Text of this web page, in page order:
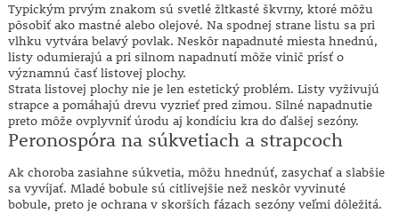
Typickým prvým znakom sú svetlé žltkasté škvrny, ktoré môžu
pôsobiť ako mastné alebo olejové. Na spodnej strane listu sa pri
vlhku vytvára belavý povlak. Neskôr napadnuté miesta hnednú,
listy odumierajú a pri silnom napadnutí môže vinič prísť o
významnú časť listovej plochy.
Strata listovej plochy nie je len estetický problém. Listy vyživujú
strapce a pomáhajú drevu vyzrieť pred zimou. Silné napadnutie
preto môže ovplyvniť úrodu aj kondíciu kra do ďalšej sezóny.
Peronospóra na súkvetiach a strapcoch
Ak choroba zasiahne súkvetia, môžu hnednúť, zasychať a slabšie
sa vyvíjať. Mladé bobule sú citlivejšie než neskôr vyvinuté
bobule, preto je ochrana v skorších fázach sezóny veľmi dôležitá.